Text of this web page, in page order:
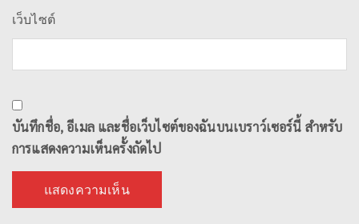
เว็บไซต์
บันทึกชื่อ, อีเมล และชื่อเว็บไซต์ของฉันบนเบราว์เซอร์นี้ สำหรับ
การแสดงความเห็นครั้งถัดไป